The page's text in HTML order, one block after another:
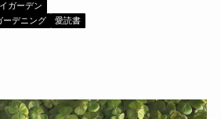
ガーデン
ーデニング
愛読書